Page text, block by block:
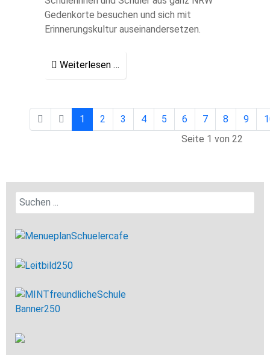
Gedenkorte besuchen und sich mit
Erinnerungskultur auseinandersetzen.
Weiterlesen …
Seite 1 von 22
1 2 3 4 5 6 7 8 9